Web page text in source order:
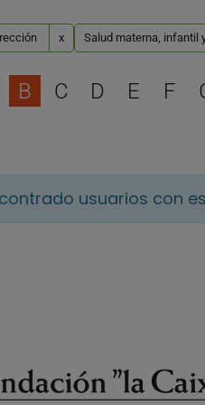
x Salud materna, infantil
B C D E F
usuarios con